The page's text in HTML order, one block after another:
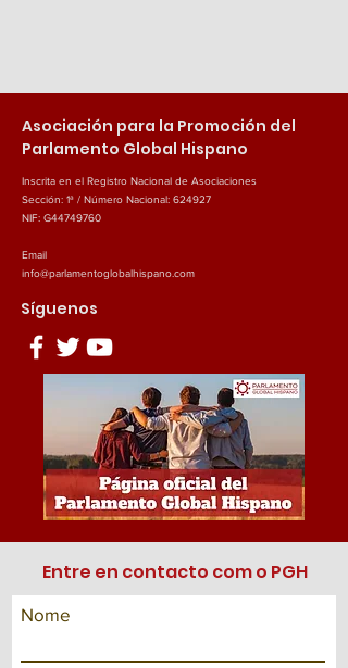
Asociación para la Promoción del
Parlamento Global Hispano
Inscrita en el Registro Nacional de Asociaciones
Sección: 1ª / Número Nacional: 624927
NIF: G44749760
Email
info@parlamentoglobalhispano.com
Síguenos
Entre en contacto com o PGH
Nome